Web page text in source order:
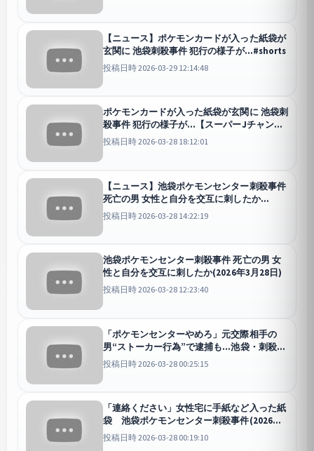
【ニュース】ポケモンカードが入った紙袋が
玄関に 池袋刺殺事件 犯行の様子が…#shorts
投稿日時 2026-03-29 12:14:48
ポケモンカードが入った紙袋が玄関に 池袋刺
殺事件 犯行の様子が…【スーパーJチャンネ
ル】(2026年3月28日)
投稿日時 2026-03-28 18:12:01
【ニュース】池袋ポケモンセンター刺殺事件
死亡の男 女性と自分を交互に刺したか
#shorts
投稿日時 2026-03-28 14:22:19
池袋ポケモンセンター刺殺事件 死亡の男 女
性と自分を交互に刺したか(2026年3月28日)
投稿日時 2026-03-28 12:23:40
「ポケモンセンターやめろ」元交際相手の
男“ストーカー行為”で逮捕も…池袋・刺殺
【報道ステーション】(2026年3月27日)
投稿日時 2026-03-28 00:25:15
「連絡ください」女性宅に手紙など入った紙
袋 池袋ポケモンセンター刺殺事件(2026年3
月27日)
投稿日時 2026-03-28 00:19:10